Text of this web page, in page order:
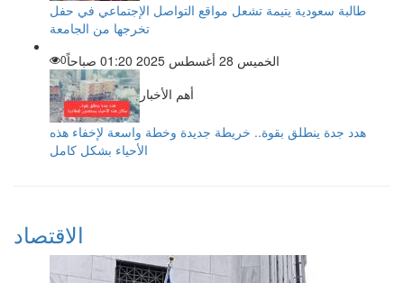
طالبة سعودية يتيمة تشعل مواقع التواصل الإجتماعي في حفل
تخرجها من الجامعة
الخميس 28 أغسطس 2025 01:20 صباحاً
0
أهم الأخبار
هدد جدة ينطلق بقوة.. خريطة جديدة وخطة واسعة لإخفاء هذه
الأحياء بشكل كامل
الاقتصاد